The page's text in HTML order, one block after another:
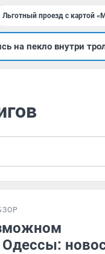
Льготный проезд с картой
на пекло внутри